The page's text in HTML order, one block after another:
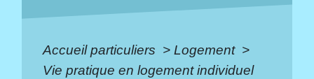
Accueil particuliers > Logement >
Vie pratique en logement individuel